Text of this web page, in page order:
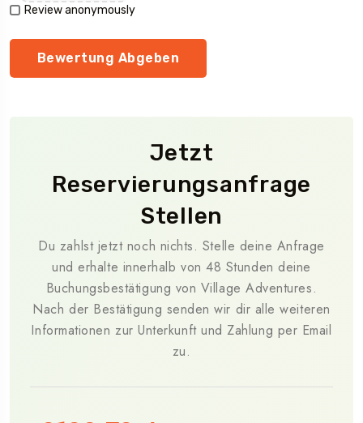
Review anonymously
Jetzt
Reservierungsanfrage
Stellen
Du zahlst jetzt noch nichts. Stelle deine Anfrage
und erhalte innerhalb von 48 Stunden deine
Buchungsbestätigung von Village Adventures.
Nach der Bestätigung senden wir dir alle weiteren
Informationen zur Unterkunft und Zahlung per Email
zu.